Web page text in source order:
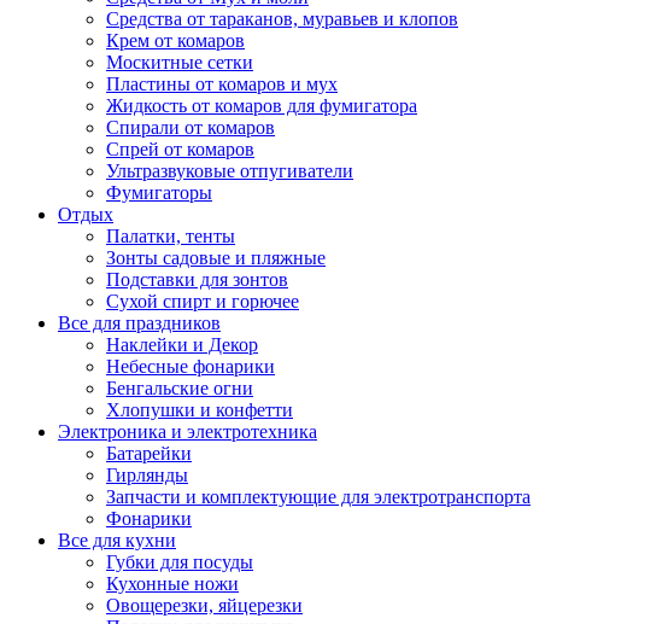
Средства от тараканов, муравьев и клопов
Крем от комаров
Москитные сетки
Пластины от комаров и мух
Жидкость от комаров для фумигатора
Спирали от комаров
Спрей от комаров
Ультразвуковые отпугиватели
Фумигаторы
Отдых
Палатки, тенты
Зонты садовые и пляжные
Подставки для зонтов
Сухой спирт и горючее
Все для праздников
Наклейки и Декор
Небесные фонарики
Бенгальские огни
Хлопушки и конфетти
Электроника и электротехника
Батарейки
Гирлянды
Запчасти и комплектующие для электротранспорта
Фонарики
Все для кухни
Губки для посуды
Кухонные ножи
Овощерезки, яйцерезки